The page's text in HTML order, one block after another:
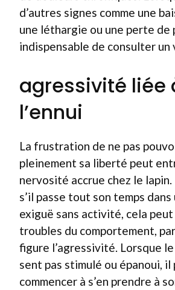
d’autres signes comme une
une léthargie ou une perte de
indispensable de consulter
agressivité liée
l’ennui
La frustration de ne pas
pleinement sa liberté peut
nervosité accrue chez le lapin.
s’il passe tout son temps dans
exiguë sans activité, cela
troubles du comportement,
figure l’agressivité. Lorsque
sent pas stimulé ou épanoui, il
commencer à s’en prendre à